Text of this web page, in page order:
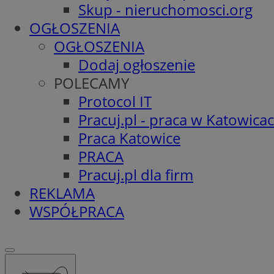
Skup - nieruchomosci.org
OGŁOSZENIA
OGŁOSZENIA
Dodaj ogłoszenie
POLECAMY
Protocol IT
Pracuj.pl - praca w
Praca Katowice
PRACA
Pracuj.pl dla firm
REKLAMA
WSPÓŁPRACA